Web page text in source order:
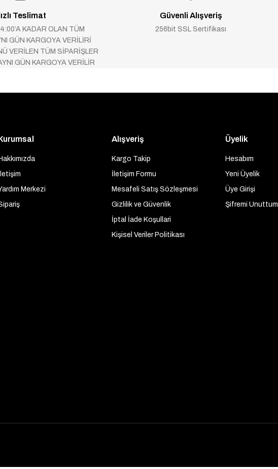
Teslimat
KADAR OLAN TÜM
GÜN KARGOYA VERİLİRİ
VERİLEN TÜM SİPARİŞLER
GÜN KARGOYA VERİLİR
Güvenli Alışveriş
256bit SSL Sertifikası
Merkezi
Alışveriş
Kargo Takip
İletişim Formu
Mesafeli Satış Sözleşmesi
Gizlilik ve Güvenlik
İptal İade Koşullari
Kişisel Veriler Politikası
Üyelik
Hesabım
Yeni Üyelik
Üye Girişi
Şifremi Unuttum